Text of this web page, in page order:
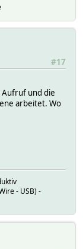
#17
Aufruf und die
arbeitet. Wo
- USB) -